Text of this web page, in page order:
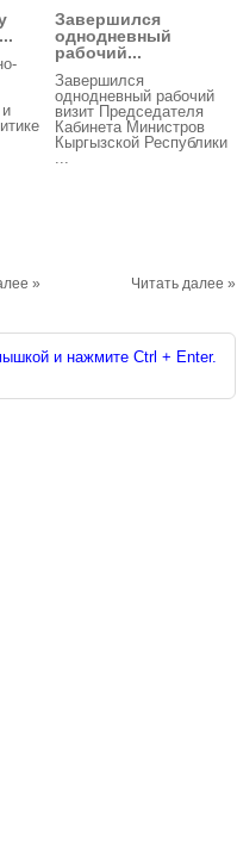
»
Завершился
однодневный
рабочий...
Завершился
однодневный рабочий
визит Председателя
Кабинета Министров
Кыргызской Республики
...
Читать далее »
и нажмите Ctrl + Enter.